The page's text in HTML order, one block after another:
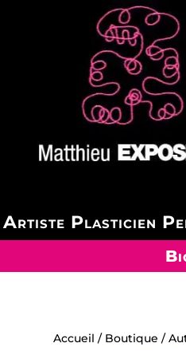
Artiste Plasticien
Accueil / Boutique /